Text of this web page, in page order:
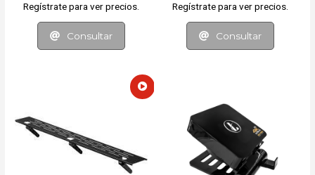
Regístrate para ver precios.
Consultar
Regístrate para ver precios.
Consultar